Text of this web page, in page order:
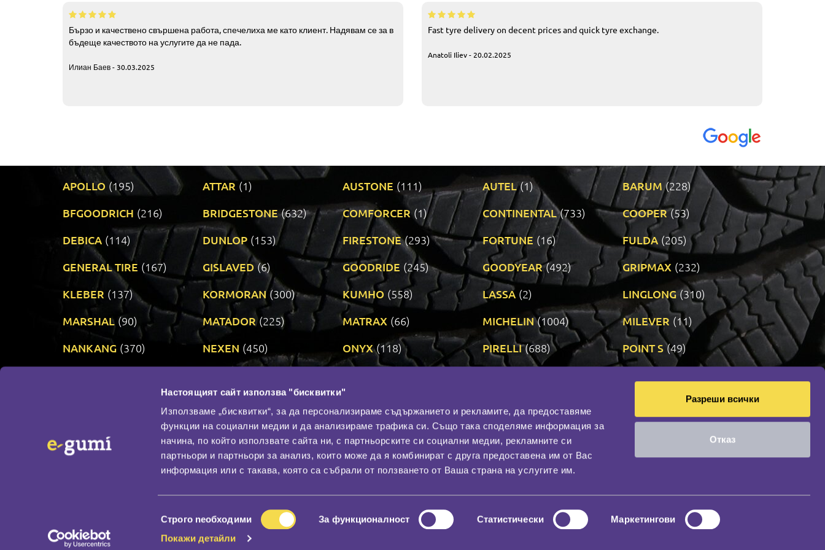
Настоящият сайт използва "бисквитки"
Използваме „бисквитки“, за да персонализираме съдържанието и рекламите, да предоставяме
функции на социални медии и да анализираме трафика си. Също така споделяме информация за
начина, по който използвате сайта ни, с партньорските си социални медии, рекламните си
партньори и партньори за анализ, които може да я комбинират с друга предоставена им от Вас
информация или с такава, която са събрали от ползването от Ваша страна на услугите им.
на
съгласие
Строго nеобходими За функционалност Статистически
Маркетингови
Покажи детайли
Разреши всички
Отказ
Бързо и качествено свършена работа, спечелиха ме като клиент. Надявам се за в
бъдеще качеството на услугите да не пада.
Илиан Баев - 30.03.2025
Fast tyre delivery on decent prices and quick tyre exchange.
Anatoli Iliev - 20.02.2025
APOLLO (195) ATTAR (1) AUSTONE (111) AUTEL (1) BARUM (228)
BFGOODRICH (216) BRIDGESTONE (632) COMFORCER (1) CONTINENTAL (733) COOPER (53)
DEBICA (114) DUNLOP (153) FIRESTONE (293) FORTUNE (16) FULDA (205)
GENERAL TIRE (167) GISLAVED (6) GOODRIDE (245) GOODYEAR (492) GRIPMAX (232)
KLEBER (137) KORMORAN (300) KUMHO (558) LASSA (2) LINGLONG (310)
MARSHAL (90) MATADOR (225) MATRAX (66) MICHELIN (1004) MILEVER (11)
NANKANG (370) NEXEN (450) ONYX (118) PIRELLI (688) POINT S (49)
VREDESTEIN (470)
По бранд
Промотирани гуми
Доставка и плащане
Политика за поверителност
Контакти
За нас
Гаранция
Социална мрежа
НАШИЯТ БЛОГ